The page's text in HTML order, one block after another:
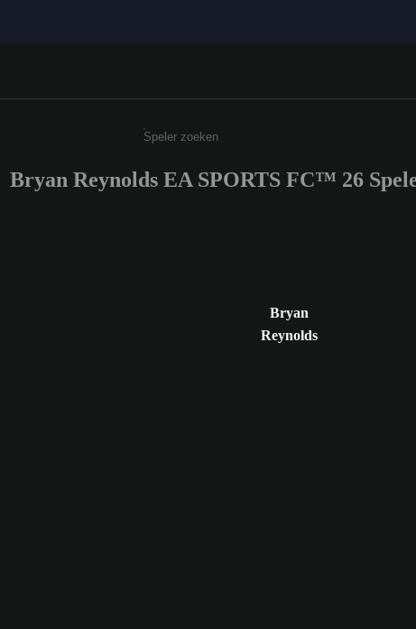
Enter a minimum of 3 characters or
Bryan Reynolds EA SPORTS FC™ 26
Bryan
Reynolds